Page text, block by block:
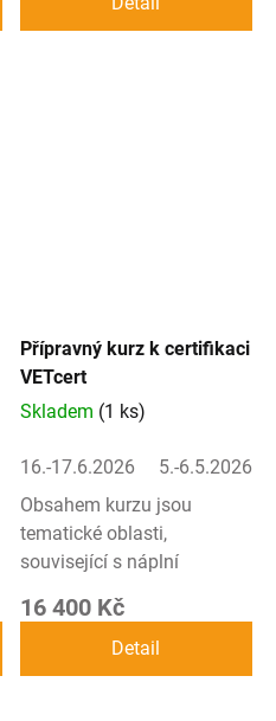
Přípravný kurz k certifikaci
VETcert
Skladem (1 ks)
16.-17.6.2026 5.-6.5.2026
16 400 Kč
Detail
Obsahem kurzu jsou
tematické oblasti,
související s náplní
VETcert Specialist, a je
doporučen všem zájemcům
o tento typ kvalifikačního